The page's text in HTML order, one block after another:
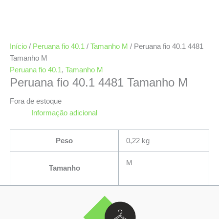
Início / Peruana fio 40.1 / Tamanho M / Peruana fio 40.1 4481
Tamanho M
Peruana fio 40.1 , Tamanho M
Peruana fio 40.1 4481 Tamanho M
Fora de estoque
Informação adicional
Peso 0,22 kg
Tamanho
M